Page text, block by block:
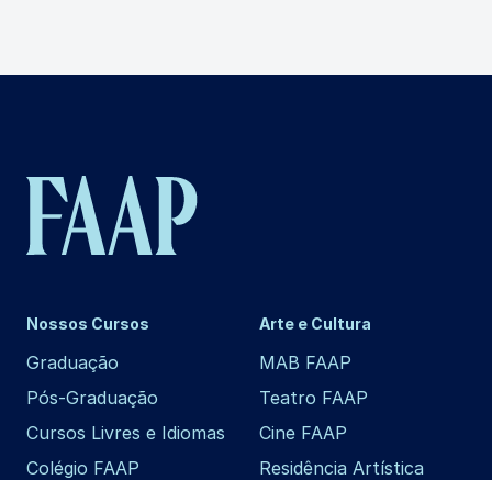
Nossos Cursos
Graduação
Pós-Graduação
Cursos Livres e Idiomas
Colégio FAAP
Arte e Cultura
MAB FAAP
Teatro FAAP
Cine FAAP
Residência Artística